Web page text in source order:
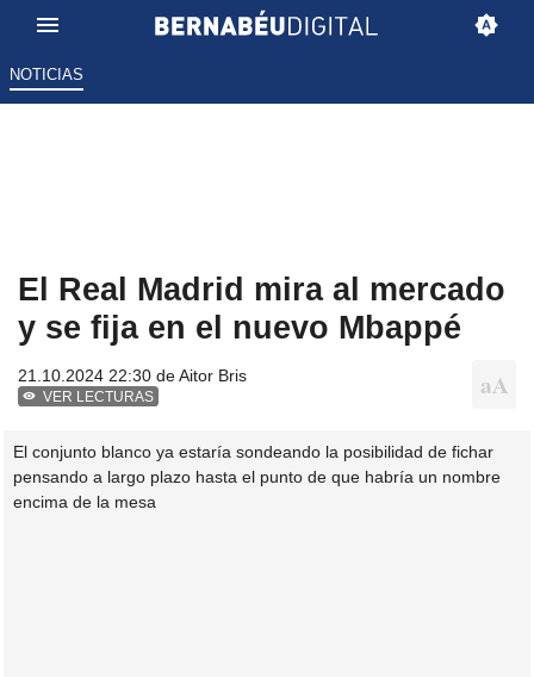
NOTICIAS
El Real Madrid mira al mercado
y se fija en el nuevo Mbappé
21.10.2024 22:30 deAitor Bris
VER LECTURAS
El conjunto blanco ya estaría sondeando la posibilidad de fichar
pensando a largo plazo hasta el punto de que habría un nombre
encima de la mesa